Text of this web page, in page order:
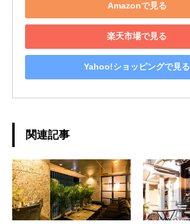
Amazonで見る
楽天市場で見る
Yahoo!ショッピングで見る
関連記事